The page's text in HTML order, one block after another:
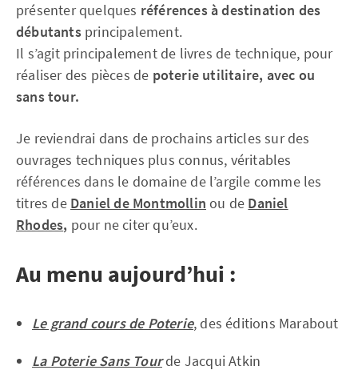
présenter quelques références à destination des
débutantsprincipalement.
Il s’agit principalement de livres de technique, pour
réaliser des pièces de poterie utilitaire, avec ou
sans tour.
Je reviendrai dans de prochains articles sur des
ouvrages techniques plus connus, véritables
références dans le domaine de l’argile comme les
titres de Daniel de Montmollin ou de Daniel
Rhodes, pour ne citer qu’eux.
Au menu aujourd’hui :
Le grand cours de Poterie,des éditions Marabout
La Poterie Sans Tourde Jacqui Atkin